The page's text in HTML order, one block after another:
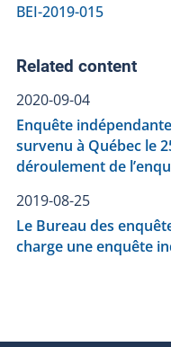
BEI-2019-015
Related content
2020-09-04
Enquête
survenu à Québec le
déroulement de
2019-08-25
Le Bureau des
charge une enquête